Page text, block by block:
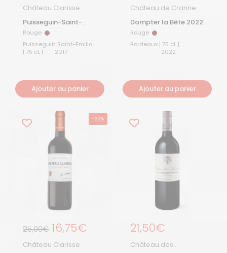
Château Clarisse
Puisseguin-Saint-
Émilion Vieilles Vignes
2017
Rouge Rouge
Puisseguin Saint-Emilion
| 75 cL |
2017
Ajouter au panier
Château de Cranne
Dompter la Bête 2022
Rouge Rouge
Bordeaux | 75 cL |
2022
Ajouter au panier
-33%
Prix de solde
25,00€ Prix régulier
16,75€
Château Clarisse
Prix régulier
21,50€
Château des